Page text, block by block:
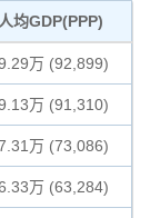
人均GDP(PPP)
万 (92,899)
万 (91,310)
万 (73,086)
万 (63,284)